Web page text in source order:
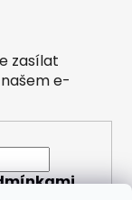
zasílat
e-